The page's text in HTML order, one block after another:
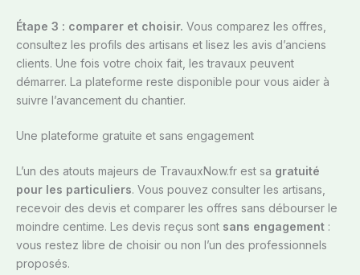
Étape 3 : comparer et choisir. Vous comparez les offres,
consultez les profils des artisans et lisez les avis d’anciens
clients. Une fois votre choix fait, les travaux peuvent
démarrer. La plateforme reste disponible pour vous aider à
suivre l’avancement du chantier.
Une plateforme gratuite et sans engagement
L’un des atouts majeurs de TravauxNow.fr est sa gratuité
pour les particuliers. Vous pouvez consulter les artisans,
recevoir des devis et comparer les offres sans débourser le
moindre centime. Les devis reçus sont sans engagement :
vous restez libre de choisir ou non l’un des professionnels
proposés.